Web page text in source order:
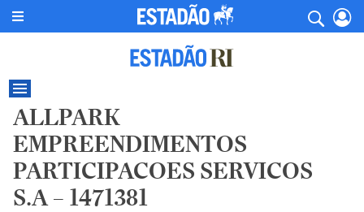
ALLPARK
EMPREENDIMENTOS
PARTICIPACOES SERVICOS
S.A – 1471381